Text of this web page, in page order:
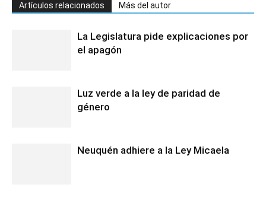
Artículos relacionados Más del autor
La Legislatura pide explicaciones por
el apagón
Luz verde a la ley de paridad de
género
Neuquén adhiere a la Ley Micaela